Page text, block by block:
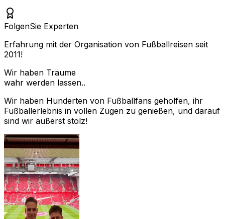
FolgenSie Experten
Erfahrung mit der Organisation von Fußballreisen seit
2011!
Wir haben Träume
wahr werden lassen..
Wir haben Hunderten von Fußballfans geholfen, ihr
Fußballerlebnis in vollen Zügen zu genießen, und darauf
sind wir äußerst stolz!